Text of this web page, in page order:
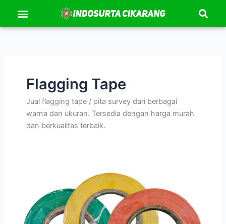
konten
Menu
Flagging Tape
Jual flagging tape / pita survey dari berbagai
warna dan ukuran. Tersedia dengan harga murah
dan berkualitas terbaik.
Pilihan
Warna